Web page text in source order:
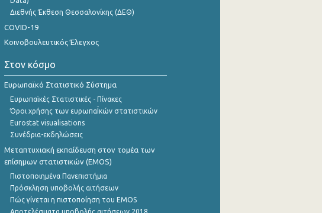
Διεθνής Έκθεση Θεσσαλονίκης (ΔΕΘ)
COVID-19
Κοινοβουλευτικός Έλεγχος
Στον κόσμο
Ευρωπαϊκό Στατιστικό Σύστημα
Ευρωπαϊκές Στατιστικές - Πίνακες
Όροι χρήσης των ευρωπαΪκών στατιστικών
Eurostat visualisations
Συνέδρια-εκδηλώσεις
Μεταπτυχιακή εκπαίδευση στον τομέα των
επίσημων στατιστικών (EMOS)
Πιστοποιημένα Πανεπιστήμια
Πρόσκληση υποβολής αιτήσεων
Πώς γίνεται η πιστοποίηση του EMOS